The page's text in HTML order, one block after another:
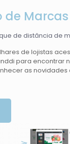
Marcas
de distância de
de lojistas
para encontrar
as novidades